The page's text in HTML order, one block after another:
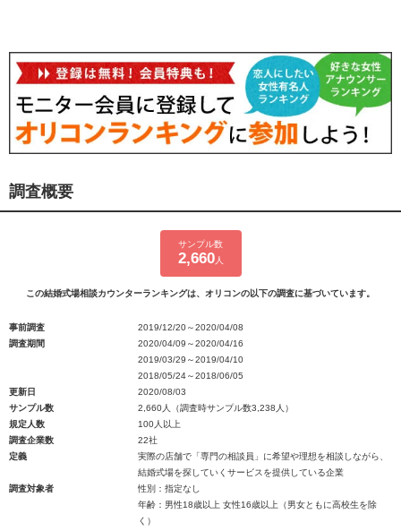
調査概要
サンプル数
2,660人
この結婚式場相談カウンターランキングは、オリコンの以下の調査に基づいています。
事前調査
2019/12/20～2020/04/08
調査期間
2020/04/09～2020/04/16
2019/03/29～2019/04/10
2018/05/24～2018/06/05
更新日
2020/08/03
サンプル数
2,660人（調査時サンプル数3,238人）
規定人数
100人以上
調査企業数
22社
定義
実際の店舗で「専門の相談員」に希望や理想を相談しながら、
結婚式場を探していくサービスを提供している企業
調査対象者
性別：指定なし
年齢：男性18歳以上 女性16歳以上（男女ともに高校生を除
く）